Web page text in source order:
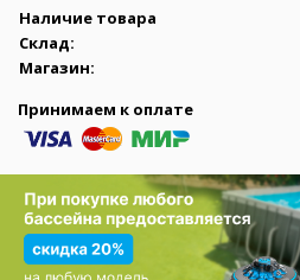
Наличие товара
Склад:
Магазин:
Принимаем к оплате